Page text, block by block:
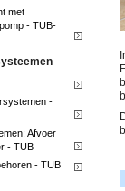
met
- TUB-
-
Afvoer
- TUB
- TUB